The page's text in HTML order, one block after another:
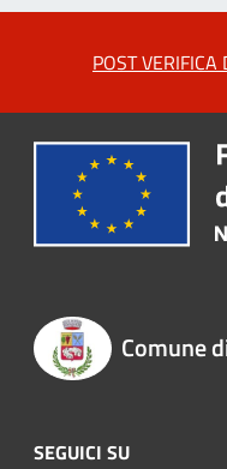
POST
Comune
SEGUICI SU